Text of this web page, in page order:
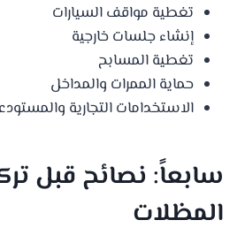
تغطية مواقف السيارات
إنشاء جلسات خارجية
تغطية المسابح
حماية الممرات والمداخل
الاستخدامات التجارية
سابعاً: نصائح قبل
المظلات